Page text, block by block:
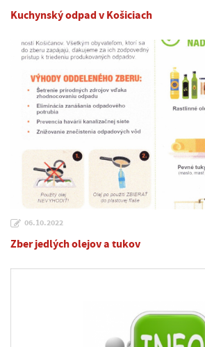
Kuchynský odpad v Košiciach
06.10.2022
Zber jedlých olejov a tukov